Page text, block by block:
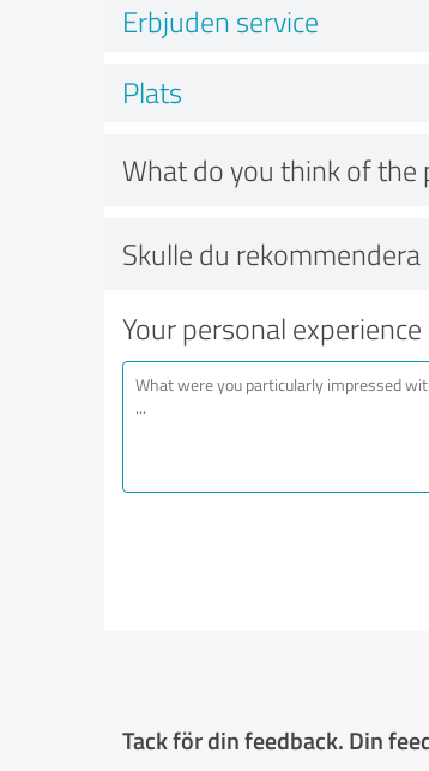
Erbjuden service
Plats
What do you think of the
Skulle du
Your personal experience
Tack för din feedback. Din